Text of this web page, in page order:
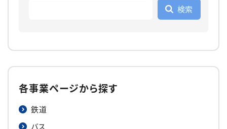
各事業ページから探す
鉄道
バス